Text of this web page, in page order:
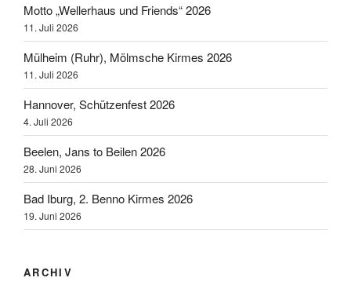
Motto „Wellerhaus und Friends“ 2026
11. Juli 2026
Mülheim (Ruhr), Mölmsche Kirmes 2026
11. Juli 2026
Hannover, Schützenfest 2026
4. Juli 2026
Beelen, Jans to Beilen 2026
28. Juni 2026
Bad Iburg, 2. Benno Kirmes 2026
19. Juni 2026
ARCHIV